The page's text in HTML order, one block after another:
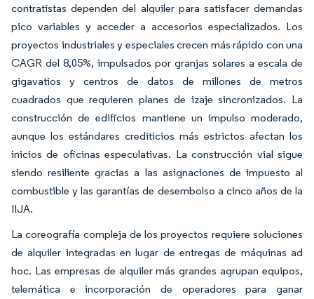
contratistas dependen del alquiler para satisfacer demandas
pico variables y acceder a accesorios especializados. Los
proyectos industriales y especiales crecen más rápido con una
CAGR del 8,05%, impulsados por granjas solares a escala de
gigavatios y centros de datos de millones de metros
cuadrados que requieren planes de izaje sincronizados. La
construcción de edificios mantiene un impulso moderado,
aunque los estándares crediticios más estrictos afectan los
inicios de oficinas especulativas. La construcción vial sigue
siendo resiliente gracias a las asignaciones de impuesto al
combustible y las garantías de desembolso a cinco años de la
IIJA.
La coreografía compleja de los proyectos requiere soluciones
de alquiler integradas en lugar de entregas de máquinas ad
hoc. Las empresas de alquiler más grandes agrupan equipos,
telemática e incorporación de operadores para ganar